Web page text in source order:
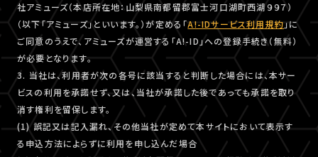
社アミューズ（本店所在地：山梨県南都留郡富士河口湖町西湖９９７）
（以下「アミューズ」といいます。）が定める「A!-IDサービス利用規約」に
ご同意のうえで、アミューズが運営する「A!-ID」への登録手続き（無料）
が必要となります。
3. 当社は、利用者が次の各号に該当すると判断した場合には、本サー
ビスの利用を承諾せず、又は、当社が承諾した後であっても承諾を取り
消す権利を留保します。
(1) 誤記又は記入漏れ、その他当社が定めて本サイトにおいて表示す
る申込方法によらずに利用を申し込んだ場合